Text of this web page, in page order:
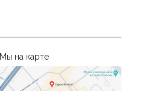
Мы на карте